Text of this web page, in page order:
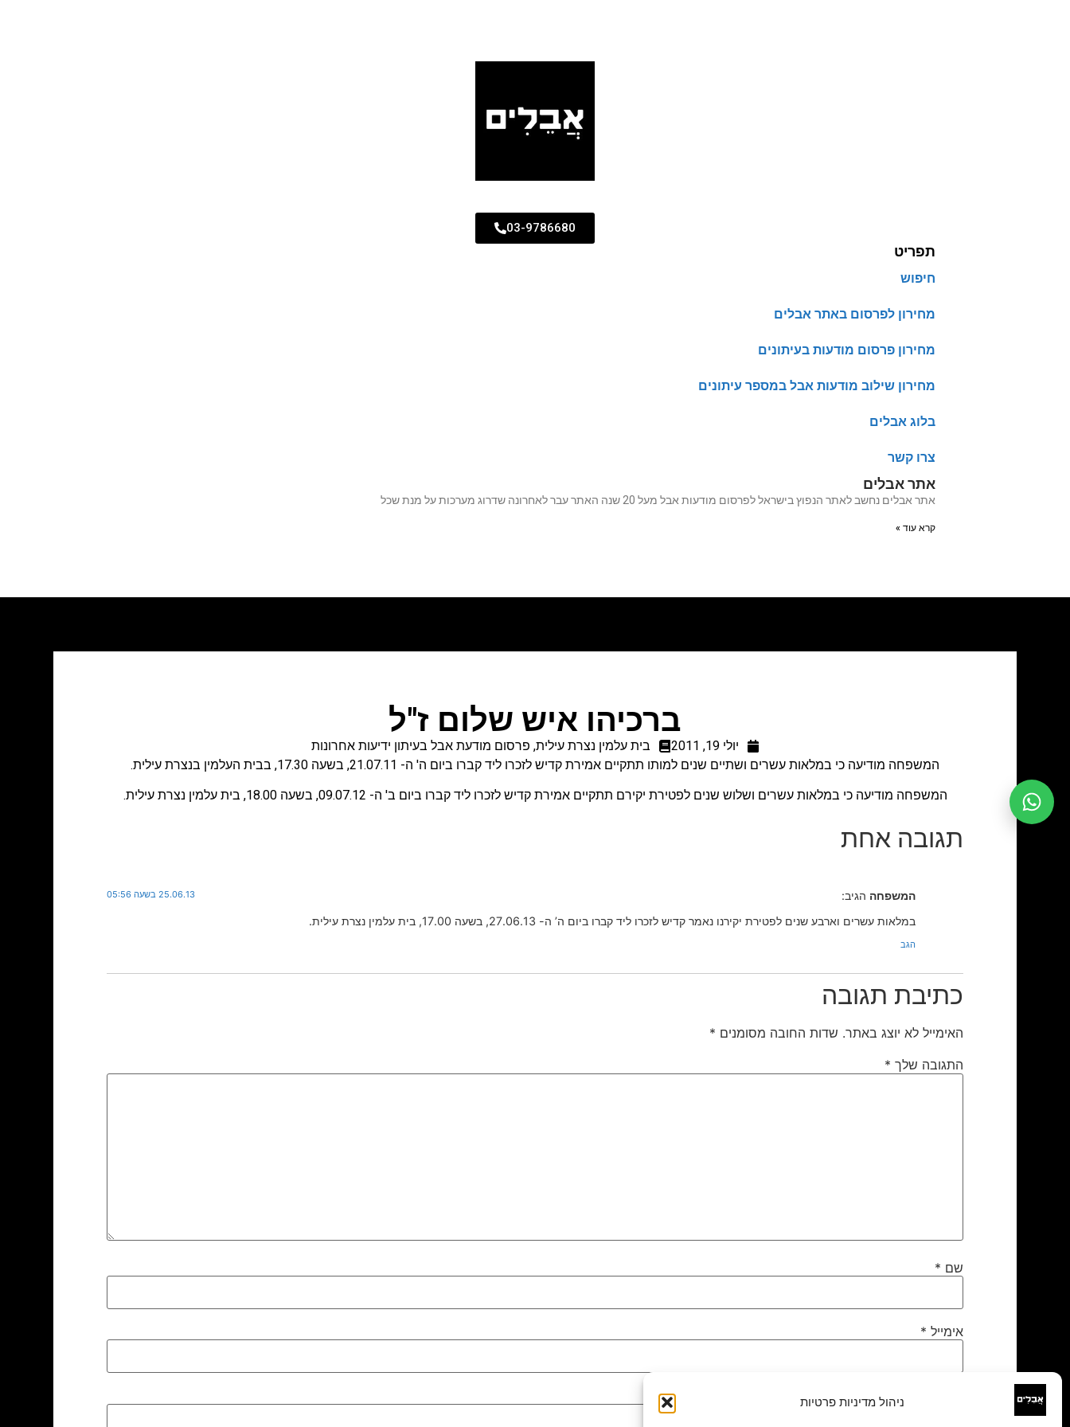
ניהול מדיניות פרטיות
03-9786680
תפריט
חיפוש
מחירון לפרסום באתר אבלים
מחירון פרסום מודעות בעיתונים
מחירון שילוב מודעות אבל במספר עיתונים
בלוג אבלים
צרו קשר
אתר אבלים
אתר אבלים נחשב לאתר הנפוץ בישראל לפרסום מודעות אבל מעל 20 שנה האתר עבר לאחרונה שדרוג מערכות על מנת שכל
קרא עוד »
ברכיהו איש שלום ז"ל
יולי 19, 2011 בית עלמין נצרת עילית, פרסום מודעת אבל בעיתון ידיעות אחרונות
המשפחה מודיעה כי במלאות עשרים ושתיים שנים למותו תתקיים אמירת קדיש לזכרו ליד קברו ביום ה' ה- 21.07.11, בשעה 17.30, בבית העלמין בנצרת עילית.
המשפחה מודיעה כי במלאות עשרים ושלוש שנים לפטירת יקירם תתקיים אמירת קדיש לזכרו ליד קברו ביום ב' ה- 09.07.12, בשעה 18.00, בית עלמין נצרת עילית.
תגובה אחת
המשפחה הגיב: 25.06.13 בשעה 05:56
במלאות עשרים וארבע שנים לפטירת יקירנו נאמר קדיש לזכרו ליד קברו ביום ה’ ה- 27.06.13, בשעה 17.00, בית עלמין נצרת עילית.
הגב
כתיבת תגובה
האימייל לא יוצג באתר. שדות החובה מסומנים *
התגובה שלך *
שם *
אימייל *